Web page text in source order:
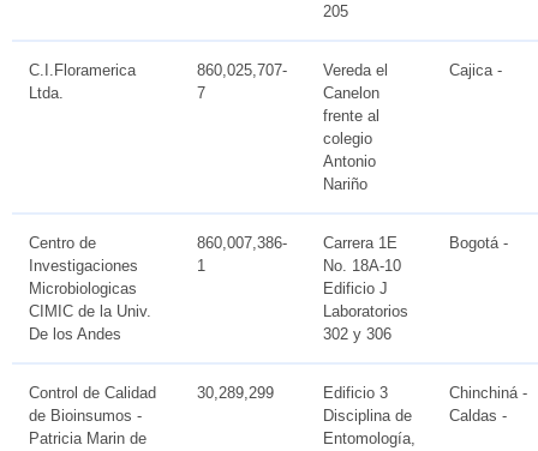
205
C.I.Floramerica
Ltda.
860,025,707-
7
Vereda el
Canelon
frente al
colegio
Antonio
Nariño
Cajica -
Centro de
Investigaciones
Microbiologicas
CIMIC de la Univ.
De los Andes
860,007,386-
1
Carrera 1E
No. 18A-10
Edificio J
Laboratorios
302 y 306
Bogotá -
Control de Calidad
de Bioinsumos -
Patricia Marin de
30,289,299
Edificio 3
Disciplina de
Entomología,
Chinchiná -
Caldas -